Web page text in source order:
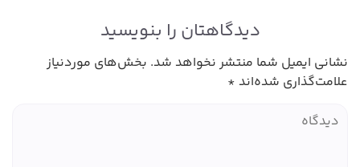
دیدگاهتان را بنویسید
ایمیل شما منتشر نخواهد شد.بخش‌های موردنیاز
شده‌اند*